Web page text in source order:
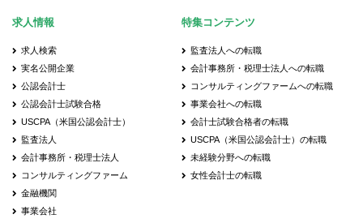
求人情報
求人検索
実名公開企業
公認会計士
公認会計士試験合格
USCPA（米国公認会計士）
監査法人
会計事務所・税理士法人
コンサルティングファーム
金融機関
事業会社
特集コンテンツ
監査法人への転職
会計事務所・税理士法人への転職
コンサルティングファームへの転職
事業会社への転職
会計士試験合格者の転職
USCPA（米国公認会計士）の転職
未経験分野への転職
女性会計士の転職